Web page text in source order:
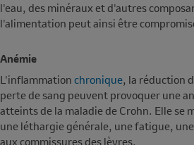
l'eau, des minéraux et d'autres
l'alimentation peut ainsi être
Anémie
L'inflammation chronique, la réduction
perte de sang peuvent provoquer une
atteints de la maladie de Crohn. Elle se
une léthargie générale, une fatigue,
aux commissures des lèvres.